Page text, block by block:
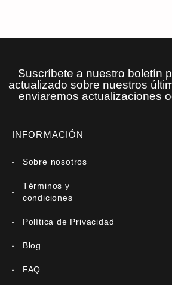
Suscríbete a nuestro boletín
actualizado sobre nuestros
enviaremos actualizaciones
INFORMACIÓN
Sobre nosotros
Términos y
condiciones
Política de Privacidad
Blog
FAQ